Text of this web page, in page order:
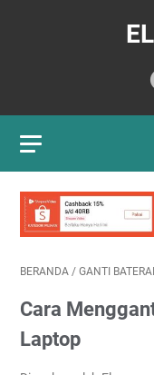
BERANDA / GANTI BATERAI
Cara
Laptop